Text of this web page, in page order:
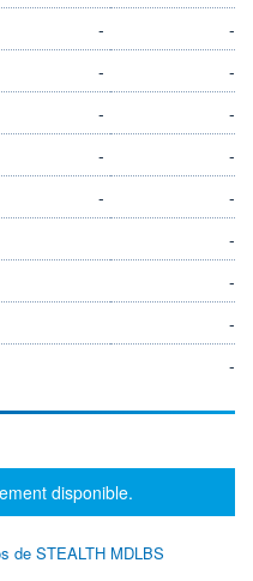
-
-
-
-
-
-
-
-
-
-
-
-
-
-
disponible.
de STEALTH MDLBS